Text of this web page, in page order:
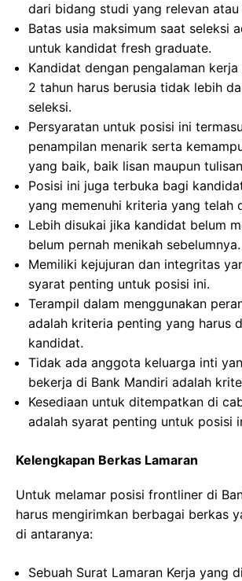
dari bidang studi yang relevan
Batas usia maksimum saat seleksi
untuk kandidat fresh graduate.
Kandidat dengan pengalaman
2 tahun harus berusia tidak lebih
seleksi.
Persyaratan untuk posisi ini
penampilan menarik serta
yang baik, baik lisan maupun
Posisi ini juga terbuka bagi
yang memenuhi kriteria yang telah
Lebih disukai jika kandidat belum
belum pernah menikah sebelumnya.
Memiliki kejujuran dan integritas
syarat penting untuk posisi ini.
Terampil dalam menggunakan
adalah kriteria penting yang harus
kandidat.
Tidak ada anggota keluarga inti
bekerja di Bank Mandiri adalah
Kesediaan untuk ditempatkan di
adalah syarat penting untuk posisi
Kelengkapan Berkas Lamaran
Untuk melamar posisi frontliner di
harus mengirimkan berbagai berkas
di antaranya:
Sebuah Surat Lamaran Kerja yang